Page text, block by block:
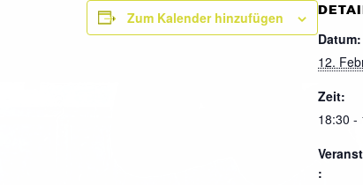
Zum Kalender hinzufügen
Datum:
12.
Zeit:
18:30 -
: